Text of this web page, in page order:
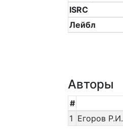
ISRC
Лейбл
Авторы
#
1 Егоров Р.И.